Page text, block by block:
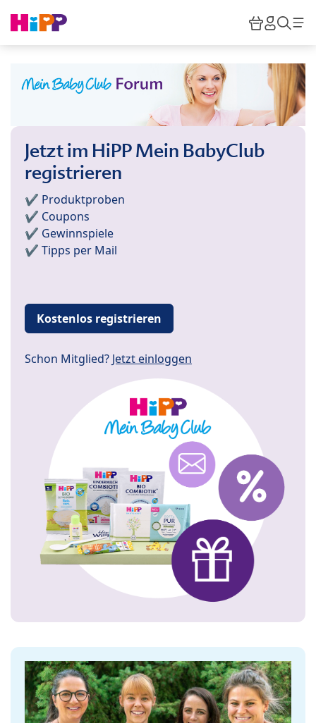
HiPP
Jetzt im HiPP Mein BabyClub
registrieren
✔️ Produktproben
✔️ Coupons
✔️ Gewinnspiele
✔️ Tipps per Mail
Kostenlos registrieren
Schon Mitglied? Jetzt einloggen